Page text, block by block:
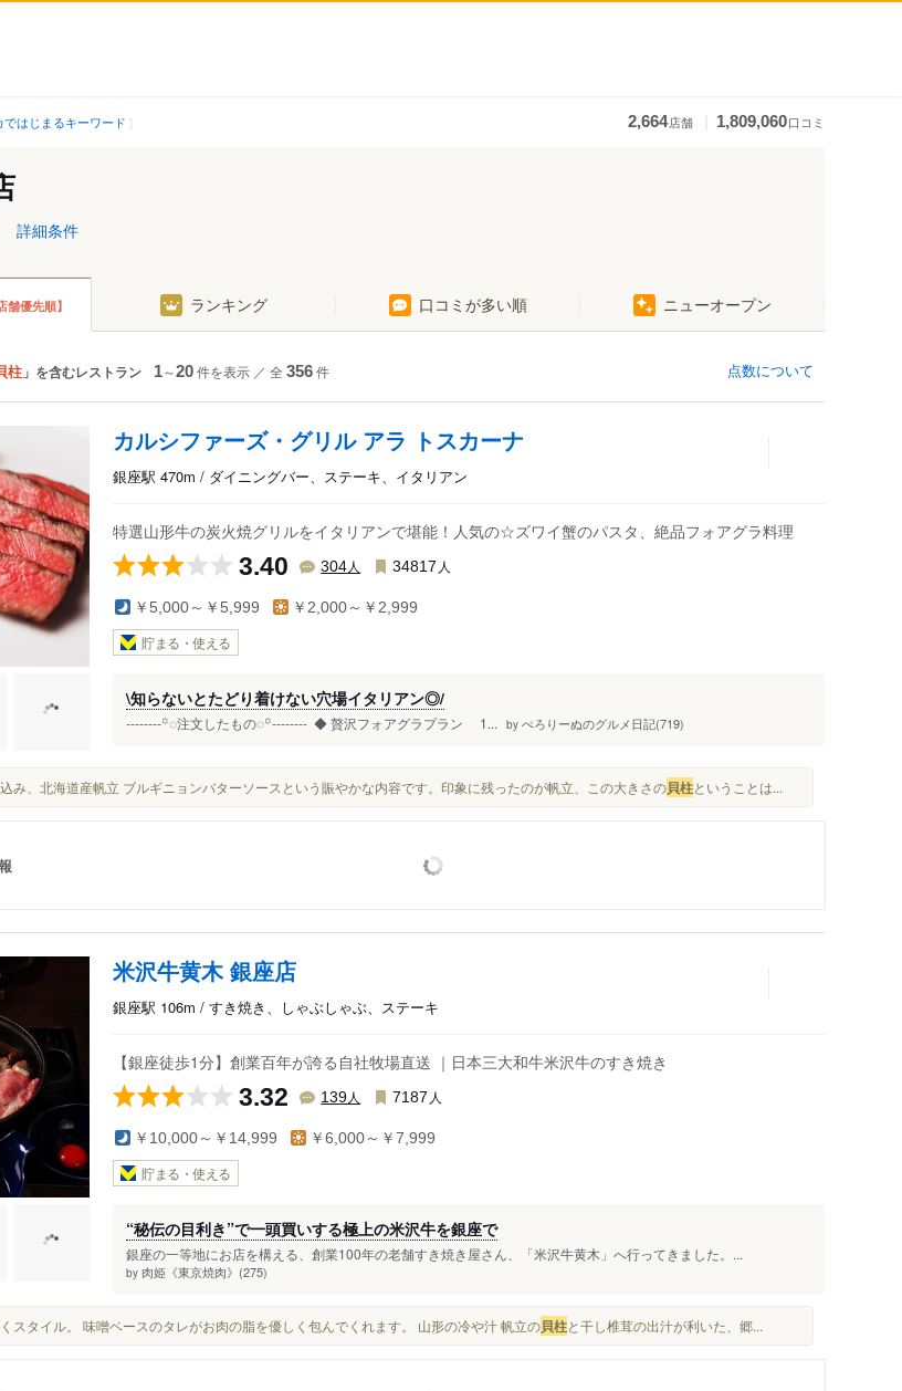
ではじまるキーワード 2,664店舗 1,809,060口コミ
詳細条件
舗優先順】 ランキング 口コミが多い順 ニューオープン
柱 」を含むレストラン 1～20件を表示 ／ 全 356件 点数について
カルシファーズ・グリル アラ トスカーナ
銀座駅 470m / ダイニングバー、ステーキ、イタリアン
特選山形牛の炭火焼グリルをイタリアンで堪能！人気の☆ズワイ蟹のパスタ、絶品フォアグラ料理
3.40 304人 34817 人
￥5,000～￥5,999 ￥2,000～￥2,999
貯まる・使える
\知らないとたどり着けない穴場イタリアン◎/
--------꙳◌注文したもの◌꙳-------- ⁡ ◆ 贅沢フォアグラプラン 1... by ぺろりーぬのグルメ日記(719)
み、北海道産帆立 ブルギニョンバターソースという賑やかな内容です。印象に残ったのが帆立、この大きさの貝柱ということは...
米沢牛黄木 銀座店
銀座駅 106m / すき焼き、しゃぶしゃぶ、ステーキ
【銀座徒歩1分】創業百年が誇る自社牧場直送 ｜日本三大和牛米沢牛のすき焼き
3.32 139人 7187 人
￥10,000～￥14,999 ￥6,000～￥7,999
貯まる・使える
“秘伝の目利き”で一頭買いする極上の米沢牛を銀座で
銀座の一等地にお店を構える、創業100年の老舗すき焼き屋さん、「米沢牛黄木」へ行ってきました。...
by 肉姫《東京焼肉》(275)
スタイル。 味噌ベースのタレがお肉の脂を優しく包んでくれます。 山形の冷や汁 帆立の貝柱と干し椎茸の出汁が利いた、郷...